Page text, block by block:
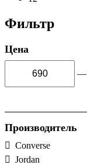
Фильтр
Цена
—
Производитель
Converse
Jordan